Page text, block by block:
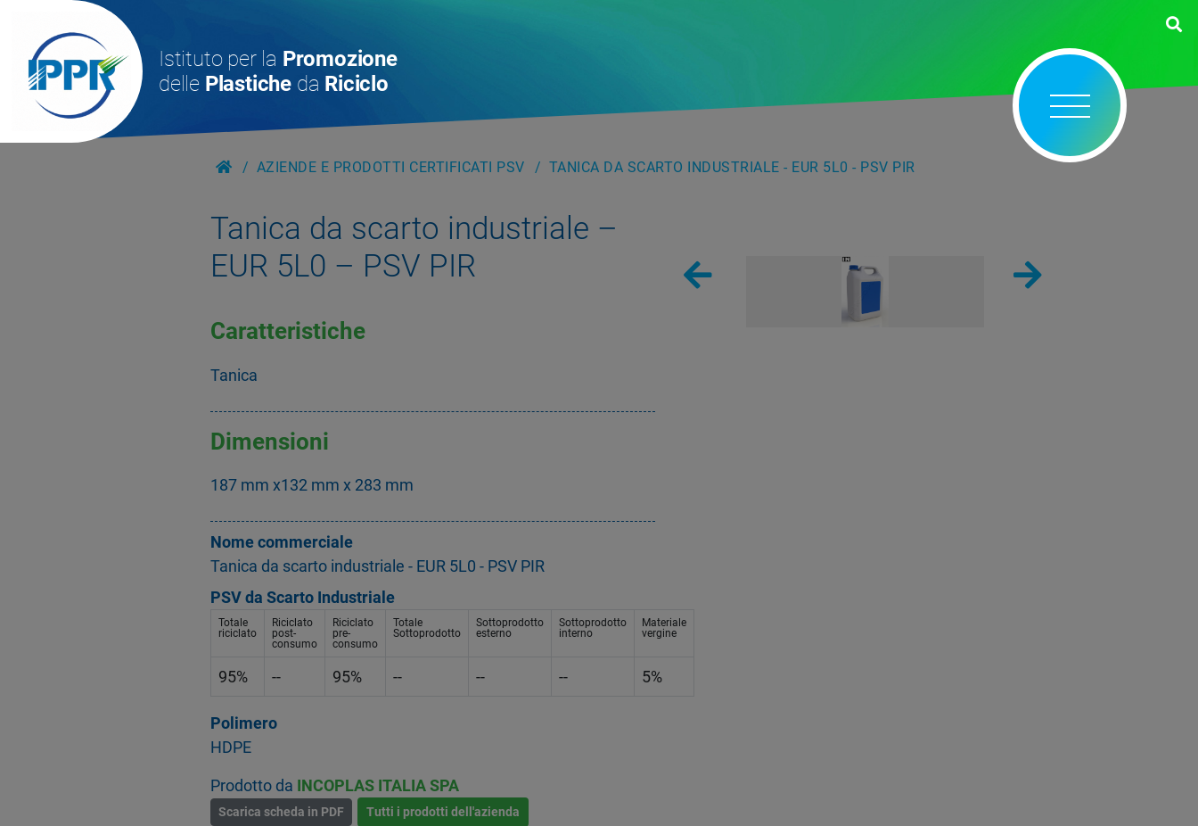
Istituto per la Promozione
delle Plastiche da Riciclo
AZIENDE E PRODOTTI CERTIFICATI PSV TANICA DA SCARTO INDUSTRIALE - EUR 5L0 - PSV PIR
Tanica da scarto industriale –
EUR 5L0 – PSV PIR
Caratteristiche
Tanica
Dimensioni
187 mm x132 mm x 283 mm
Nome commerciale
Tanica da scarto industriale - EUR 5L0 - PSV PIR
PSV da Scarto Industriale
Totale
riciclato
Riciclato
post-
consumo
Riciclato
pre-
consumo
Totale
Sottoprodotto
Sottoprodotto
esterno
Sottoprodotto
interno
Materiale
vergine
95% -- 95% -- -- -- 5%
Polimero
HDPE
Prodotto da INCOPLAS ITALIA SPA
Scarica scheda in PDF Tutti i prodotti dell'azienda